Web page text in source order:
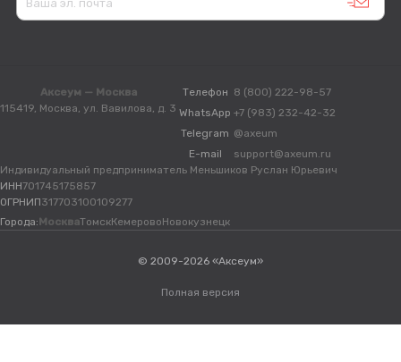
Аксеум — Москва
115419, Москва, ул. Вавилова, д. 3
Телефон 8 (800) 222-98-57
WhatsApp +7 (983) 232-42-32
Telegram @axeum
E-mail
support@axeum.ru
Индивидуальный предприниматель Меньшиков Руслан Юрьевич
ИНН701745175857
ОГРНИП317703100109277
Города: МоскваТомскКемеровоНовокузнецк
© 2009-2026 «Аксеум»
Полная версия